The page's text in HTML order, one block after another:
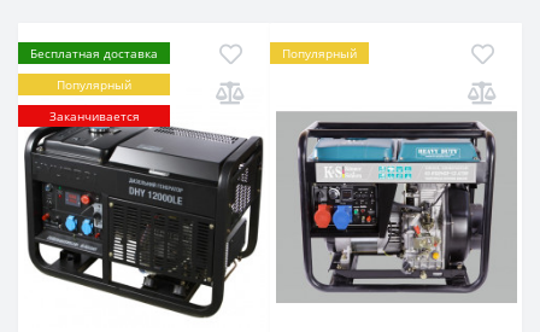
Бесплатная доставка
Популярный
Заканчивается
Популярный